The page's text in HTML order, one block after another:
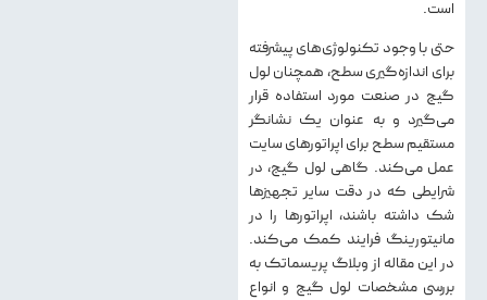
است.
حتی با وجود تکنولوژی‌های پیشرفته
برای اندازه‌گیری سطح، همچنان لول
گیج در صنعت مورد استفاده قرار
می‌گیرد و به عنوان یک نشانگر
مستقیم سطح برای اپراتورهای سایت
عمل می‌کند. گاهی لول گیج، در
شرایطی که در دقت سایر تجهیزها
شک داشته باشند، اپراتورها را در
مانیتورینگ فرایند کمک می‌کند.
در این مقاله از وبلاگ پریسماتک به
بررسی مشخصات لول گیج و انواع